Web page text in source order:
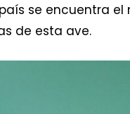
se encuentra
de esta ave.